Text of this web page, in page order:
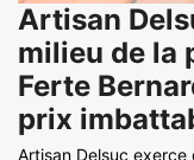
Artisan
milieu de la
Ferte
prix
Artisan Delsuc